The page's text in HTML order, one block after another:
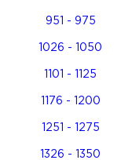
951 - 975
1026 - 1050
1101 - 1125
1176 - 1200
1251 - 1275
1326 - 1350